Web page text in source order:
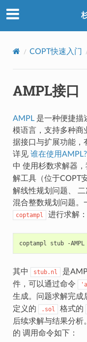
COPT快速入门
AMPL接口
AMPL是一种便捷描
模语言，支持多种商
据接口与扩展功能，
详见 谁在使用AMPL?
中 使用杉数求解器
解工具（位于COPT
解线性规划问题、
混合整数规划问题。
coptampl 进行求解：
coptampl stub -AMPL
其中 stub.nl 是
件，可以通过命令
生成。问题求解完成
定义的
.sol 格式的
后续求解与结果分析
的 调用命令如下：